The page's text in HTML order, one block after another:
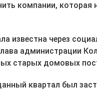
компании, которая
известна через
администрации
старых домовых
квартал был